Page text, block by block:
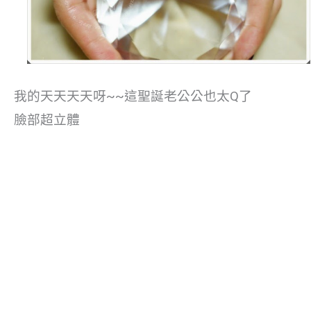
我的天天天天呀~~這聖誕老公公也太Q了
臉部超立體